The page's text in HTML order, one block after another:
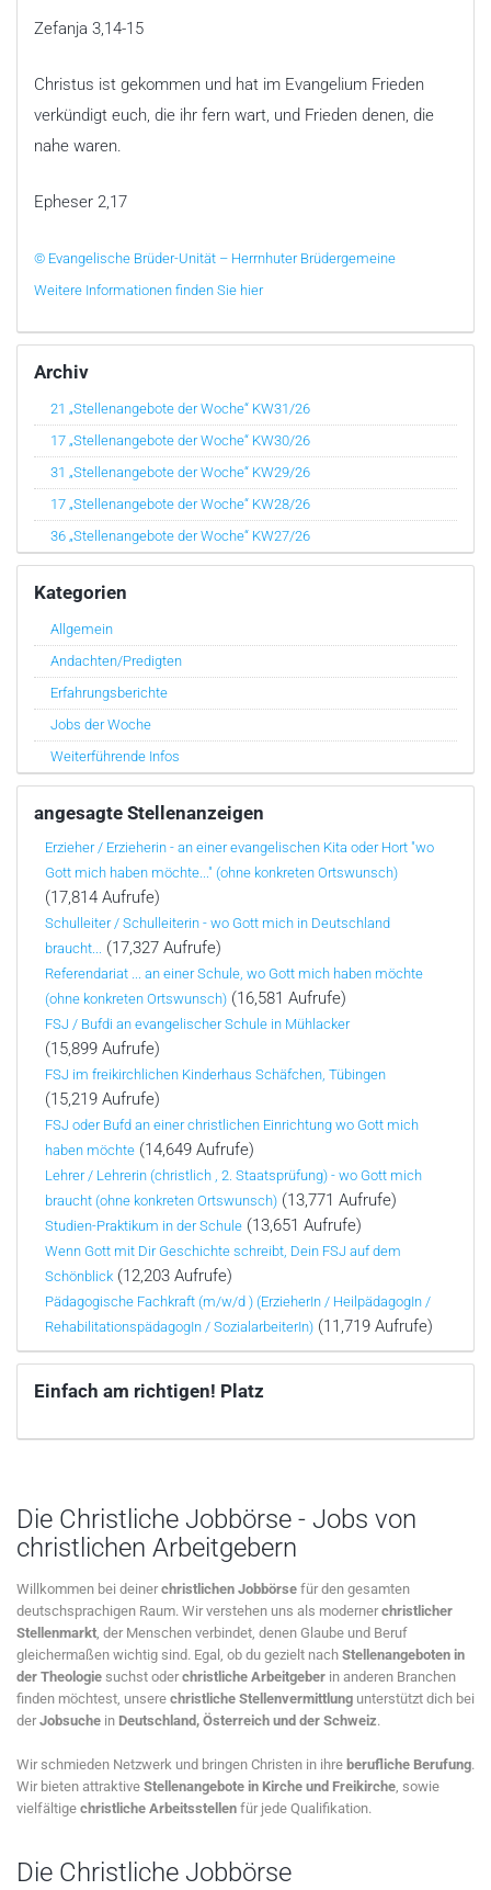
Zefanja 3,14-15
Christus ist gekommen und hat im Evangelium Frieden
verkündigt euch, die ihr fern wart, und Frieden denen, die
nahe waren.
Epheser 2,17
© Evangelische Brüder-Unität – Herrnhuter Brüdergemeine
Weitere Informationen finden Sie hier
Archiv
21 „Stellenangebote der Woche“ KW31/26
17 „Stellenangebote der Woche“ KW30/26
31 „Stellenangebote der Woche“ KW29/26
17 „Stellenangebote der Woche“ KW28/26
36 „Stellenangebote der Woche“ KW27/26
Kategorien
Allgemein
Andachten/Predigten
Erfahrungsberichte
Jobs der Woche
Weiterführende Infos
angesagte Stellenanzeigen
Erzieher / Erzieherin - an einer evangelischen Kita oder Hort "wo
Gott mich haben möchte..." (ohne konkreten Ortswunsch)
(17,814 Aufrufe)
Schulleiter / Schulleiterin - wo Gott mich in Deutschland
braucht... (17,327 Aufrufe)
Referendariat ... an einer Schule, wo Gott mich haben möchte
(ohne konkreten Ortswunsch) (16,581 Aufrufe)
FSJ / Bufdi an evangelischer Schule in Mühlacker
(15,899 Aufrufe)
FSJ im freikirchlichen Kinderhaus Schäfchen, Tübingen
(15,219 Aufrufe)
FSJ oder Bufd an einer christlichen Einrichtung wo Gott mich
haben möchte (14,649 Aufrufe)
Lehrer / Lehrerin (christlich , 2. Staatsprüfung) - wo Gott mich
braucht (ohne konkreten Ortswunsch) (13,771 Aufrufe)
Studien-Praktikum in der Schule (13,651 Aufrufe)
Wenn Gott mit Dir Geschichte schreibt, Dein FSJ auf dem
Schönblick (12,203 Aufrufe)
Pädagogische Fachkraft (m/w/d ) (ErzieherIn / HeilpädagogIn /
RehabilitationspädagogIn / SozialarbeiterIn) (11,719 Aufrufe)
Einfach am richtigen! Platz
Die Christliche Jobbörse - Jobs von
christlichen Arbeitgebern
Willkommen bei deinerchristlichen Jobbörse für den gesamten
deutschsprachigen Raum. Wir verstehen uns als modernerchristlicher
Stellenmarkt, der Menschen verbindet, denen Glaube und Beruf
gleichermaßen wichtig sind. Egal, ob du gezielt nach Stellenangeboten in
der Theologie suchst oderchristliche Arbeitgeber in anderen Branchen
finden möchtest, unsere christliche Stellenvermittlung unterstützt dich bei
derJobsuche in Deutschland, Österreich und der Schweiz.
Wir schmieden Netzwerk und bringen Christen in ihre berufliche Berufung.
Wir bieten attraktive Stellenangebote in Kirche und Freikirche, sowie
vielfältige christliche Arbeitsstellen für jede Qualifikation.
Die Christliche Jobbörse